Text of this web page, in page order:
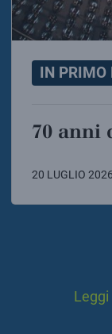
IN PRIMO
70
20 LUGLIO 2026